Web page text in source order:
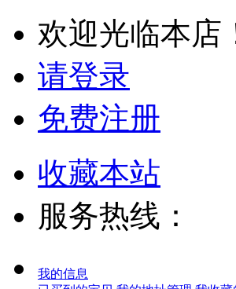
欢迎光临本店
请登录
免费注册
收藏本站
服务热线：
我的信息